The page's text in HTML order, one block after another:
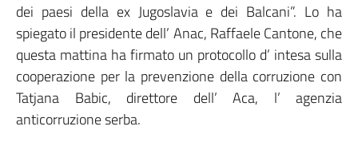
dei paesi della ex Jugoslavia e dei Balcani”. Lo ha
spiegato il presidente dell’ Anac, Raffaele Cantone, che
questa mattina ha firmato un protocollo d’ intesa sulla
cooperazione per la prevenzione della corruzione con
Tatjana Babic, direttore dell’ Aca, l’ agenzia
anticorruzione serba.